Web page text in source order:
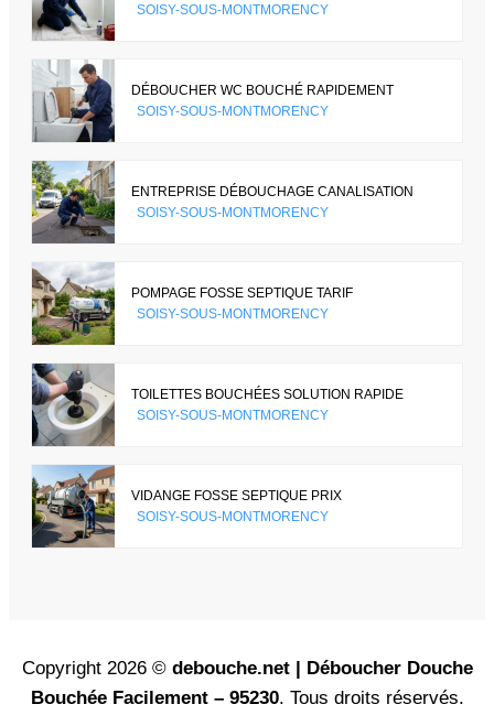
SOISY-SOUS-MONTMORENCY
DÉBOUCHER WC BOUCHÉ RAPIDEMENT
SOISY-SOUS-MONTMORENCY
ENTREPRISE DÉBOUCHAGE CANALISATION
SOISY-SOUS-MONTMORENCY
POMPAGE FOSSE SEPTIQUE TARIF
SOISY-SOUS-MONTMORENCY
TOILETTES BOUCHÉES SOLUTION RAPIDE
SOISY-SOUS-MONTMORENCY
VIDANGE FOSSE SEPTIQUE PRIX
SOISY-SOUS-MONTMORENCY
Copyright 2026 © debouche.net | Déboucher Douche
Bouchée Facilement – 95230. Tous droits réservés.